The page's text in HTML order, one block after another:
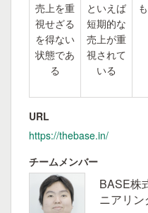
売上を重
視せざる
を得ない
状態であ
る
といえば
短期的な
売上が重
視されて
いる
URL
https://thebase.in/
チームメンバー
BASE株
ニアリ